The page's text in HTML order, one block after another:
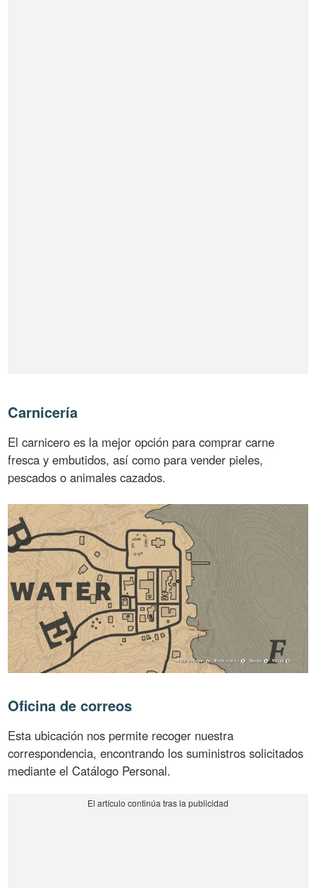
Carnicería
El carnicero es la mejor opción para comprar carne
fresca y embutidos, así como para vender pieles,
pescados o animales cazados.
Oficina de correos
Esta ubicación nos permite recoger nuestra
correspondencia, encontrando los suministros solicitados
mediante el Catálogo Personal.